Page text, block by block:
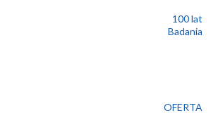
100 lat
Badania
OFERTA